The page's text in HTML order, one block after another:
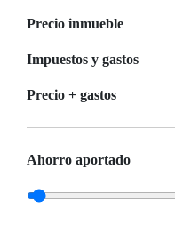
Precio inmueble
Impuestos y gastos
Precio + gastos
Ahorro aportado